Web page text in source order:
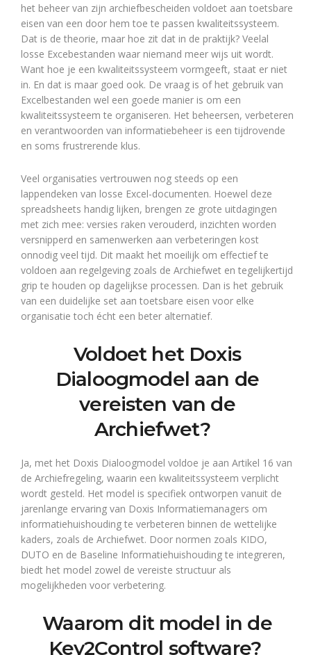
het beheer van zijn archiefbescheiden voldoet aan toetsbare
eisen van een door hem toe te passen kwaliteitssysteem.
Dat is de theorie, maar hoe zit dat in de praktijk? Veelal
losse Excebestanden waar niemand meer wijs uit wordt.
Want hoe je een kwaliteitssysteem vormgeeft, staat er niet
in. En dat is maar goed ook. De vraag is of het gebruik van
Excelbestanden wel een goede manier is om een
kwaliteitssysteem te organiseren. Het beheersen, verbeteren
en verantwoorden van informatiebeheer is een tijdrovende
en soms frustrerende klus.
Veel organisaties vertrouwen nog steeds op een
lappendeken van losse Excel-documenten. Hoewel deze
spreadsheets handig lijken, brengen ze grote uitdagingen
met zich mee: versies raken verouderd, inzichten worden
versnipperd en samenwerken aan verbeteringen kost
onnodig veel tijd. Dit maakt het moeilijk om effectief te
voldoen aan regelgeving zoals de Archiefwet en tegelijkertijd
grip te houden op dagelijkse processen. Dan is het gebruik
van een duidelijke set aan toetsbare eisen voor elke
organisatie toch écht een beter alternatief.
Voldoet het Doxis
Dialoogmodel aan de
vereisten van de
Archiefwet?
Ja, met het Doxis Dialoogmodel voldoe je aan Artikel 16 van
de Archiefregeling, waarin een kwaliteitssysteem verplicht
wordt gesteld. Het model is specifiek ontworpen vanuit de
jarenlange ervaring van Doxis Informatiemanagers om
informatiehuishouding te verbeteren binnen de wettelijke
kaders, zoals de Archiefwet. Door normen zoals KIDO,
DUTO en de Baseline Informatiehuishouding te integreren,
biedt het model zowel de vereiste structuur als
mogelijkheden voor verbetering.
Waarom dit model in de
Key2Control software?